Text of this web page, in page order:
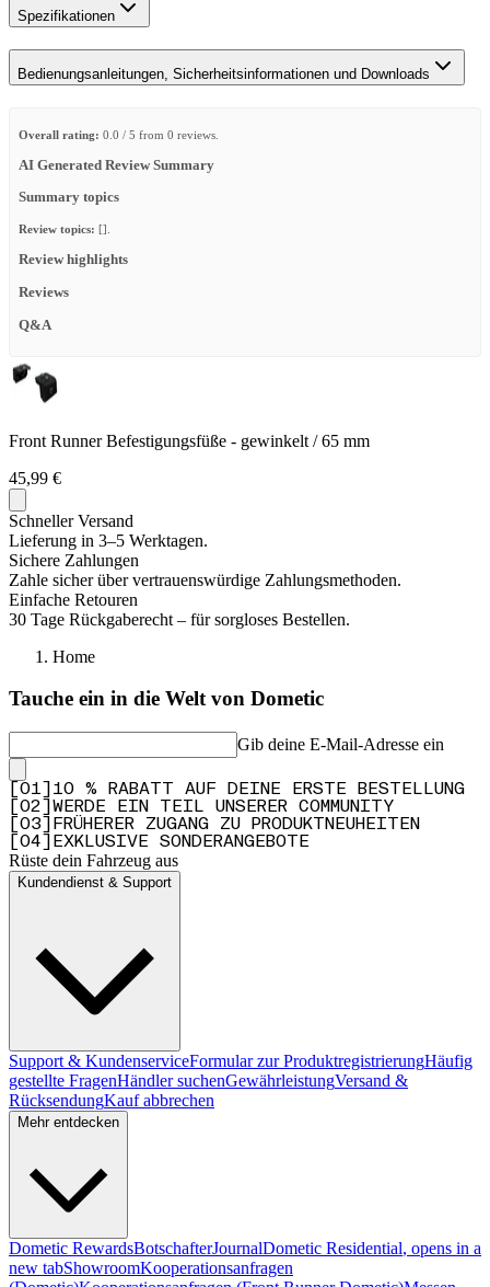
Spezifikationen
Bedienungsanleitungen, Sicherheitsinformationen und Downloads
Overall rating: 0.0 / 5 from 0 reviews.
AI Generated Review Summary
Summary topics
Review topics: [].
Review highlights
Reviews
Q&A
Front Runner Befestigungsfüße - gewinkelt / 65 mm
45,99 €
Schneller Versand
Lieferung in 3–5 Werktagen.
Sichere Zahlungen
Zahle sicher über vertrauenswürdige Zahlungsmethoden.
Einfache Retouren
30 Tage Rückgaberecht – für sorgloses Bestellen.
Home
Tauche ein in die Welt von Dometic
Gib deine E-Mail-Adresse ein
01
10 % RABATT AUF DEINE ERSTE BESTELLUNG
02
WERDE EIN TEIL UNSERER COMMUNITY
03
FRÜHERER ZUGANG ZU PRODUKTNEUHEITEN
04 EXKLUSIVE SONDERANGEBOTE
Rüste dein Fahrzeug aus
Kundendienst & Support
Support & KundenserviceFormular zur ProduktregistrierungHäufig
gestellte FragenHändler suchenGewährleistungVersand &
RücksendungKauf abbrechen
Mehr entdecken
Dometic RewardsBotschafterJournalDometic Residential, opens in a
new tabShowroomKooperationsanfragen